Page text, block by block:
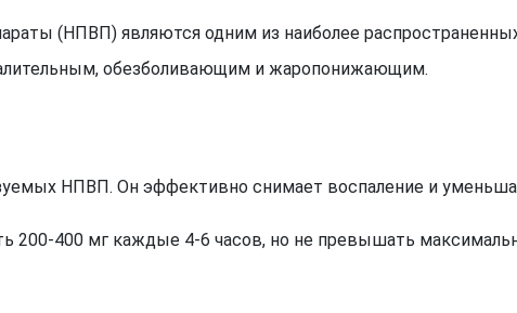
(НПВП) являются одним из наиболее
обезболивающим и жаропонижающим.
НПВП. Он эффективно снимает воспаление и
200-400 мг каждые 4-6 часов, но не превышать